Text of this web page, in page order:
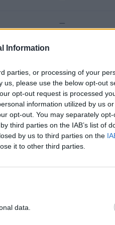
Information
parties, or processing of your
please use the below opt-out
opt-out request is processed
information utilized by us
opt-out. You may separately
third parties on the IAB’s list of
by us to third parties on the
it to other third parties.
data.
—
per dipendente
di 225.562 euro